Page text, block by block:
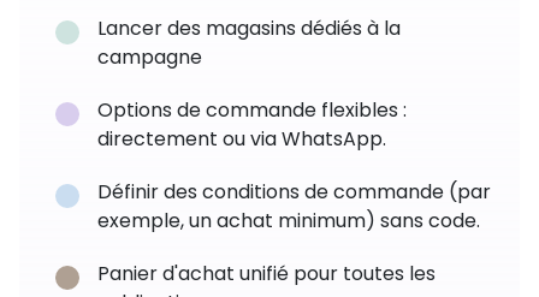
Lancer des magasins dédiés à la
campagne
Options de commande flexibles :
directement ou via WhatsApp.
Définir des conditions de commande (par
exemple, un achat minimum) sans code.
Panier d'achat unifié pour toutes les